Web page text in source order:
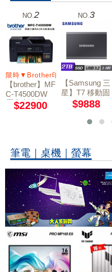
入
NO. 2
限時▼Brother印表機送星巴克1張
【brother】MF
C-T4500DW
原廠大連供A3
多功能複合機
$22900
NO.3
【Samsung 三
星】T7 移動固
態硬碟 外接SS
$9888
筆電｜桌機｜螢幕